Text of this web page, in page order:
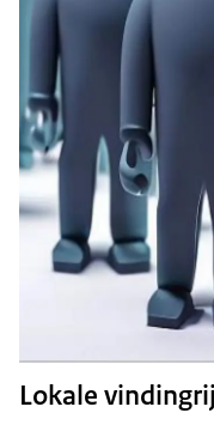
Lokale